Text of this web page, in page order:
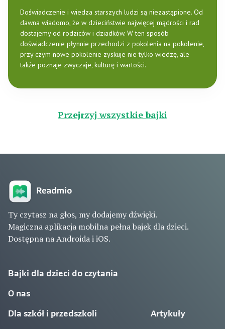
Doświadczenie i wiedza starszych ludzi są niezastąpione. Od
dawna wiadomo, że w dzieciństwie najwięcej mądrości i rad
dostajemy od rodziców i dziadków. W ten sposób
doświadczenie płynnie przechodzi z pokolenia na pokolenie,
przy czym nowe pokolenie zyskuje nie tylko wiedzę, ale
także poznaje zwyczaje, kulturę i wartości.
Przejrzyj wszystkie bajki
Ty czytasz na głos, my dodajemy dźwięki.
Magiczna aplikacja mobilna pełna bajek dla dzieci.
Dostępna na Androida i iOS.
Bajki dla dzieci do czytania
O nas
Dla szkół i przedszkoli Artykuły